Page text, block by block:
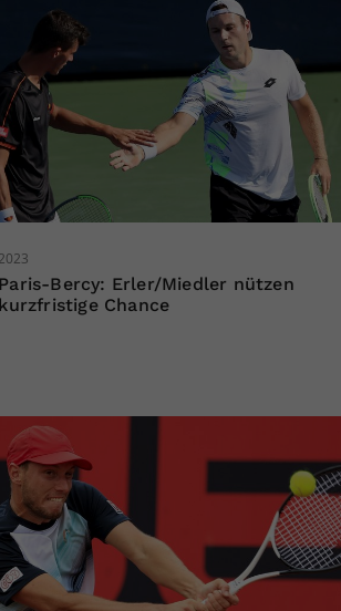
Bercy: Erler/Miedler nützen
Chance